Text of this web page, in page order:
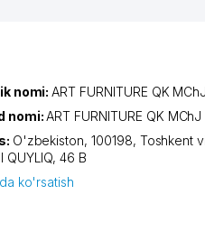
nomi:ART FURNITURE QK MChJ
nomi:ART FURNITURE QK MChJ
O'zbekiston, 100198, Toshkent
QUYLIQ, 46 B
ko'rsatish